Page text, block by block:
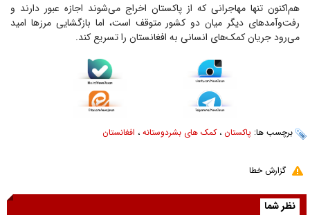
هم‌اکنون تنها مهاجرانی که از پاکستان اخراج می‌شوند اجازه عبور دارند و
رفت‌وآمد‌های دیگر میان دو کشور متوقف است، اما بازگشایی مرز‌ها امید
می‌رود جریان کمک‌های انسانی به افغانستان را تسریع کند.
برچسب ها: پاکستان ،کمک های بشردوستانه ، افغانستان
گزارش خطا
نظر شما